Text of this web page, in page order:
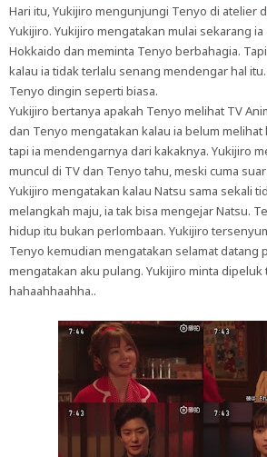
Hari itu, Yukijiro mengunjungi Tenyo di atelier
Yukijiro. Yukijiro mengatakan mulai sekarang
Hokkaido dan meminta Tenyo berbahagia.
kalau ia tidak terlalu senang mendengar hal
Tenyo dingin seperti biasa.
Yukijiro bertanya apakah Tenyo melihat TV
dan Tenyo mengatakan kalau ia belum melihat
tapi ia mendengarnya dari kakaknya. Yukijiro
muncul di TV dan Tenyo tahu, meski cuma
Yukijiro mengatakan kalau Natsu sama sekali
melangkah maju, ia tak bisa mengejar Natsu.
hidup itu bukan perlombaan. Yukijiro
Tenyo kemudian mengatakan selamat datang
mengatakan aku pulang. Yukijiro minta
hahaahhaahha..